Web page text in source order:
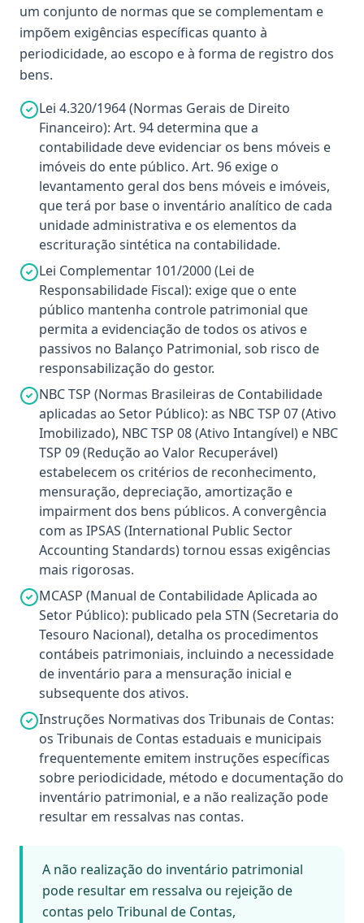
um conjunto de normas que se complementam e
impõem exigências específicas quanto à
periodicidade, ao escopo e à forma de registro dos
bens.
Lei 4.320/1964 (Normas Gerais de Direito
Financeiro): Art. 94 determina que a
contabilidade deve evidenciar os bens móveis e
imóveis do ente público. Art. 96 exige o
levantamento geral dos bens móveis e imóveis,
que terá por base o inventário analítico de cada
unidade administrativa e os elementos da
escrituração sintética na contabilidade.
Lei Complementar 101/2000 (Lei de
Responsabilidade Fiscal): exige que o ente
público mantenha controle patrimonial que
permita a evidenciação de todos os ativos e
passivos no Balanço Patrimonial, sob risco de
responsabilização do gestor.
NBC TSP (Normas Brasileiras de Contabilidade
aplicadas ao Setor Público): as NBC TSP 07 (Ativo
Imobilizado), NBC TSP 08 (Ativo Intangível) e NBC
TSP 09 (Redução ao Valor Recuperável)
estabelecem os critérios de reconhecimento,
mensuração, depreciação, amortização e
impairment dos bens públicos. A convergência
com as IPSAS (International Public Sector
Accounting Standards) tornou essas exigências
mais rigorosas.
MCASP (Manual de Contabilidade Aplicada ao
Setor Público): publicado pela STN (Secretaria do
Tesouro Nacional), detalha os procedimentos
contábeis patrimoniais, incluindo a necessidade
de inventário para a mensuração inicial e
subsequente dos ativos.
Instruções Normativas dos Tribunais de Contas:
os Tribunais de Contas estaduais e municipais
frequentemente emitem instruções específicas
sobre periodicidade, método e documentação do
inventário patrimonial, e a não realização pode
resultar em ressalvas nas contas.
A não realização do inventário patrimonial
pode resultar em ressalva ou rejeição de
contas pelo Tribunal de Contas,